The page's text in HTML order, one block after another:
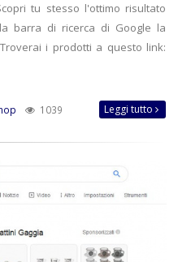
tu stesso l'ottimo risultato
barra di ricerca di Google la
Troverai i prodotti a questo link:
1039 Leggi tutto